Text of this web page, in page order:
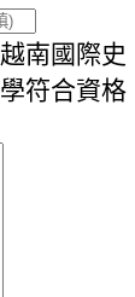
南國際史
符合資格